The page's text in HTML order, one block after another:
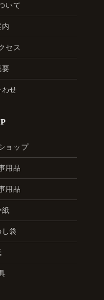
いて
内
セス
要
わせ
ョップ
用品
用品
紙
袋